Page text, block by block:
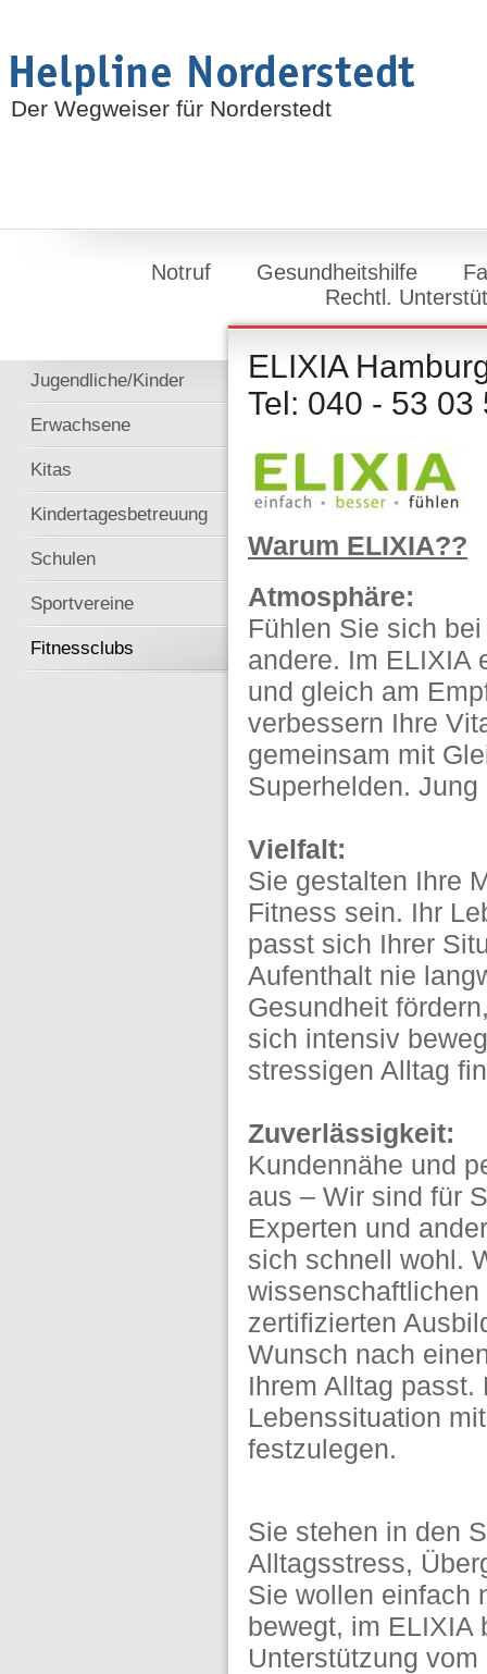
Der Wegweiser für Norderstedt
Notruf Gesundheitshilfe
Rechtl.
Jugendliche/Kinder
Erwachsene
Kitas
Kindertagesbetreuung
Schulen
Sportvereine
Fitnessclubs
ELIXIA
Tel: 040 - 53 03
Warum ELIXIA??
Atmosphäre:
Fühlen Sie sich
andere. Im ELIXIA
und gleich am
verbessern Ihre
gemeinsam mit
Superhelden.
Vielfalt:
Sie gestalten Ihre
Fitness sein. Ihr
passt sich Ihrer
Aufenthalt nie
Gesundheit
sich intensiv
stressigen Alltag
Zuverlässigkeit:
Kundennähe und
aus – Wir sind für
Experten und
sich schnell wohl.
zertifizierten
Wunsch nach
Ihrem Alltag
Lebenssituation
festzulegen.
Sie stehen in den
Alltagsstress,
Sie wollen einfach
bewegt, im ELIXIA
Unterstützung